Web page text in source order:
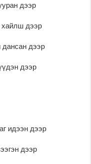
дээр
хайлш дээр
дээр
дээр
идээн дээр
дээр